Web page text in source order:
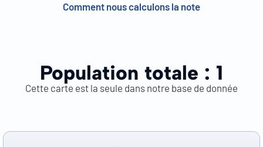
Comment nous calculons la note
Population totale : 1
Cette carte est la seule dans notre base de donnée